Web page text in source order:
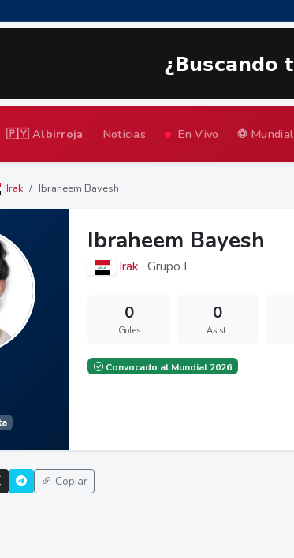
🇵🇾 Albirroja Noticias En Vivo ⚽ Mundial
Irak Ibraheem Bayesh
Ibraheem Bayesh
Irak · Grupo I
0
Goles
0
Asist.
Convocado al Mundial 2026
Copiar